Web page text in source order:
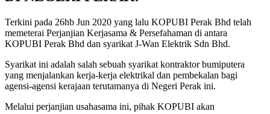
Terkini pada 26hb Jun 2020 yang lalu KOPUBI Perak Bhd telah
memeterai Perjanjian Kerjasama & Persefahaman di antara
KOPUBI Perak Bhd dan syarikat J-Wan Elektrik Sdn Bhd.
Syarikat ini adalah salah sebuah syarikat kontraktor bumiputera
yang menjalankan kerja-kerja elektrikal dan pembekalan bagi
agensi-agensi kerajaan terutamanya di Negeri Perak ini.
Melalui perjanjian usahasama ini, pihak KOPUBI akan